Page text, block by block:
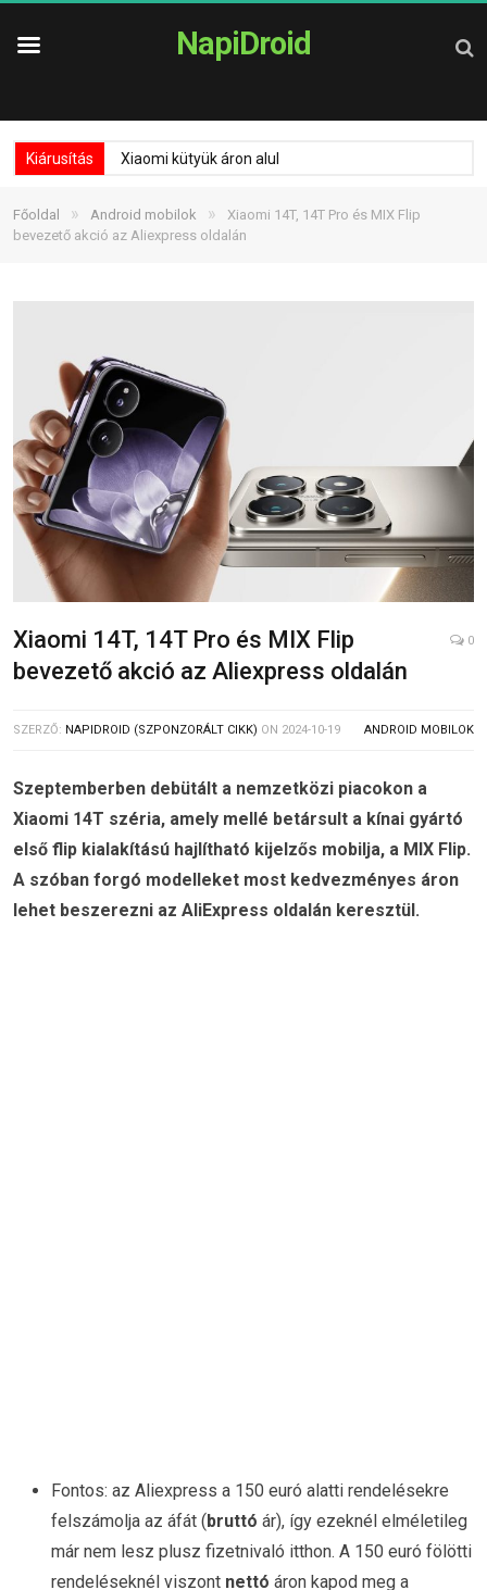
NapiDroid
Kiárusítás Xiaomi kütyük áron alul
Főoldal » Android mobilok »
Xiaomi 14T, 14T Pro és MIX Flip
bevezető akció az Aliexpress oldalán
Xiaomi 14T, 14T Pro és MIX Flip
bevezető akció az Aliexpress oldalán
0
SZERZŐ: NAPIDROID (SZPONZORÁLT CIKK) ON 2024-10-19 ANDROID MOBILOK
Szeptemberben debütált a nemzetközi piacokon a
Xiaomi 14T széria, amely mellé betársult a kínai gyártó
első flip kialakítású hajlítható kijelzős mobilja, a MIX Flip.
A szóban forgó modelleket most kedvezményes áron
lehet beszerezni az AliExpress oldalán keresztül.
Fontos: az Aliexpress a 150 euró alatti rendelésekre
felszámolja az áfát (bruttó ár), így ezeknél elméletileg
már nem lesz plusz fizetnivaló itthon. A 150 euró fölötti
rendeléseknél viszont nettó áron kapod meg a